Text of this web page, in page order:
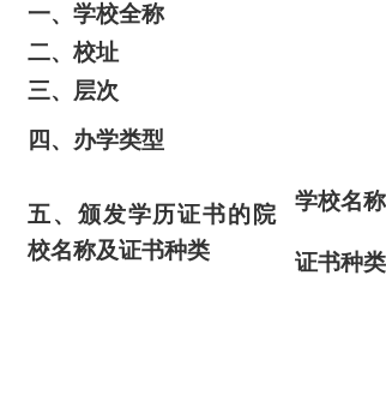
一、学校全称
二、校址
三、层次
四、办学类型
五、颁发学历证书的院
校名称及证书种类
学校名称
证书种类